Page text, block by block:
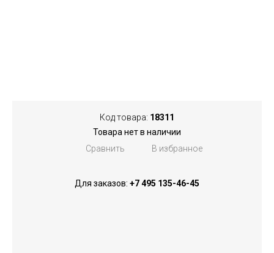
Код товара: 18311
Товара нет в наличии
Сравнить
В избранное
Для заказов: +7 495 135-46-45